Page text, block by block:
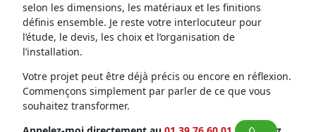
selon les dimensions, les matériaux et les finitions
définis ensemble. Je reste votre interlocuteur pour
l’étude, le devis, les choix et l’organisation de
l’installation.
Votre projet peut être déjà précis ou encore en réflexion.
Commençons simplement par parler de ce que vous
souhaitez transformer.